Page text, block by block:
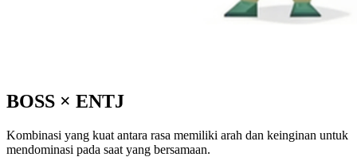
BOSS × ENTJ
Kombinasi yang kuat antara rasa memiliki arah dan keinginan untuk
mendominasi pada saat yang bersamaan.